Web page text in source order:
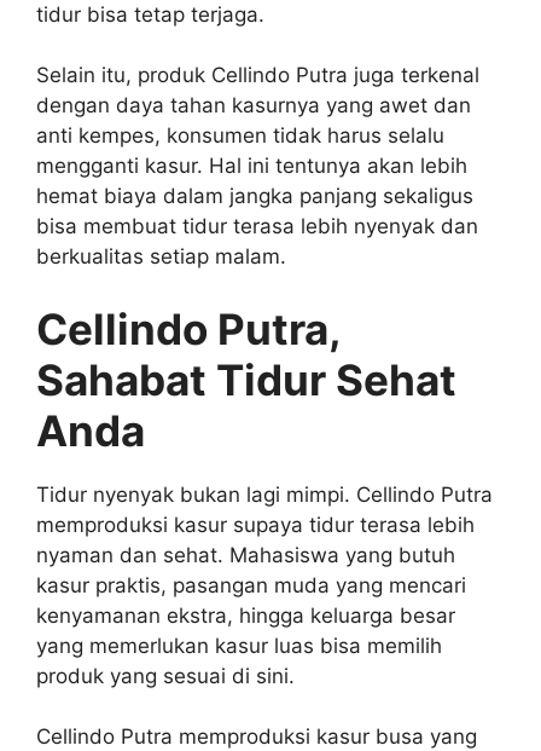
tidur bisa tetap terjaga.
Selain itu, produk Cellindo Putra juga terkenal
dengan daya tahan kasurnya yang awet dan
anti kempes, konsumen tidak harus selalu
mengganti kasur. Hal ini tentunya akan lebih
hemat biaya dalam jangka panjang sekaligus
bisa membuat tidur terasa lebih nyenyak dan
berkualitas setiap malam.
Cellindo Putra,
Sahabat Tidur Sehat
Anda
Tidur nyenyak bukan lagi mimpi. Cellindo Putra
memproduksi kasur supaya tidur terasa lebih
nyaman dan sehat. Mahasiswa yang butuh
kasur praktis, pasangan muda yang mencari
kenyamanan ekstra, hingga keluarga besar
yang memerlukan kasur luas bisa memilih
produk yang sesuai di sini.
Cellindo Putra memproduksi kasur busa yang